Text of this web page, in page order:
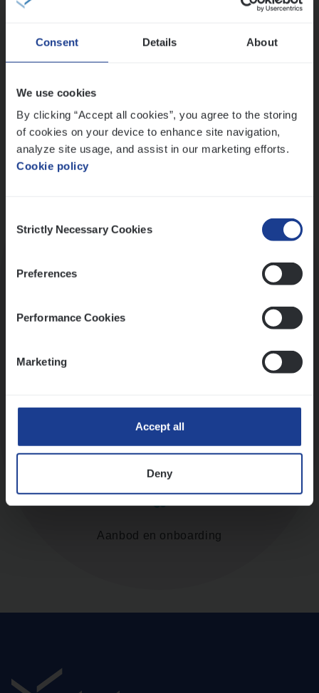
Consent Details About
We use cookies
By clicking “Accept all cookies”, you agree to the storing
of cookies on your device to enhance site navigation,
analyze site usage, and assist in our marketing efforts.
Cookie policy
Selection
Strictly Necessary Cookies
Preferences
Performance Cookies
Marketing
Accept all
Deny
Ons sollicitatieproces
Kennismaking met HR
Diepte-interview met leidinggevende
Aanbod en onboarding